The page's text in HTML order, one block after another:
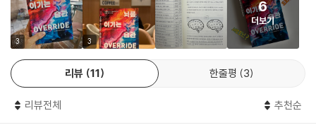
최근의 한 연구에서 연구자들은 미생물군집의 다양성이 우리가 맺는 사회
적 관계의 수와 관련이 있음을 밝혔다. 우리의 소화관에 사는 무전취식자
가 다양할수록 관계의 수가 더 크다는 것이다. 그리고 반대로 연구자들은
우리 중 미생물군집이 다양하지 못한 사람이 더 불안하고 쉽게 우울해지는
편임을 확인했다. 이것은 우리 미생물군집의 구성을 성격 변인과 관련지은
광범위한 연구로서 최초의 사례다. 장내 미생물의 다양성이 높을수록 외향
니 기본적으로 낮은 각성 상태를 유지해 자극, 즉 보상을 좇는 경향이 강하
고, 반대로 방어형은 세로토닌이 부족하다 보니 기본적으로 높은 각성 상
태를 유지해 진정, 즉 위험을 회피하는 경향이 강하다. 공격형은 기본적으
로 낙천적이고 외향적인 성격을 띠는 반면, 방어형은 대개 비관적이고 내
성적인 성격을 가진다. 대신 공격형은 쉽게 산만해지고 충동적인 행동으로
이어질 수 있으며, 방어형은 비교적 쉽게 집중할 수 있고 미래를 위해 현재
- B. 카민스키 (외과 병리학자, 다큐멘터리 영화 제작자)
스트레스에 대한 반응에서 신경전달물질의 역할에 대해 과학적 증거를 바
탕으로 심층 분석한 책이다. 스트레스를 잘 관리하기 위한 맞춤형 전략을
제공한다.
- 주디스 델라필드 (시더스시나이메디컬센터 의학박사)
3 3
6
더보기
리뷰 11 한줄평 3
리뷰전체 추천순